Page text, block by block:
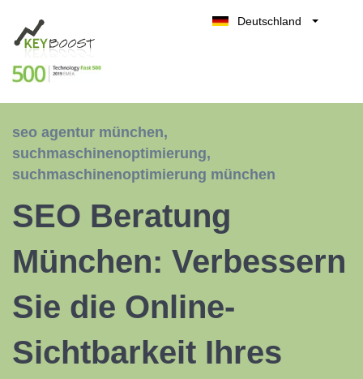
Deutschland
España
seo agentur münchen,
suchmaschinenoptimierung,
suchmaschinenoptimierung münchen
SEO Beratung
München: Verbessern
Sie die Online-
Sichtbarkeit Ihres